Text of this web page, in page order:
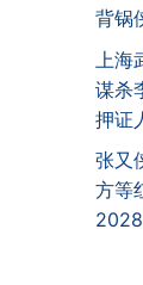
背锅
上
谋杀
押证
张又
方等